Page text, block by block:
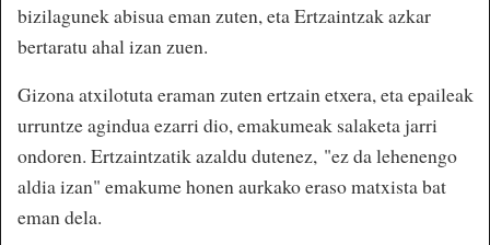
bizilagunek abisua eman zuten, eta Ertzaintzak azkar
bertaratu ahal izan zuen.
Gizona atxilotuta eraman zuten ertzain etxera, eta epaileak
urruntze agindua ezarri dio, emakumeak salaketa jarri
ondoren. Ertzaintzatik azaldu dutenez, "ez da lehenengo
aldia izan" emakume honen aurkako eraso matxista bat
eman dela.